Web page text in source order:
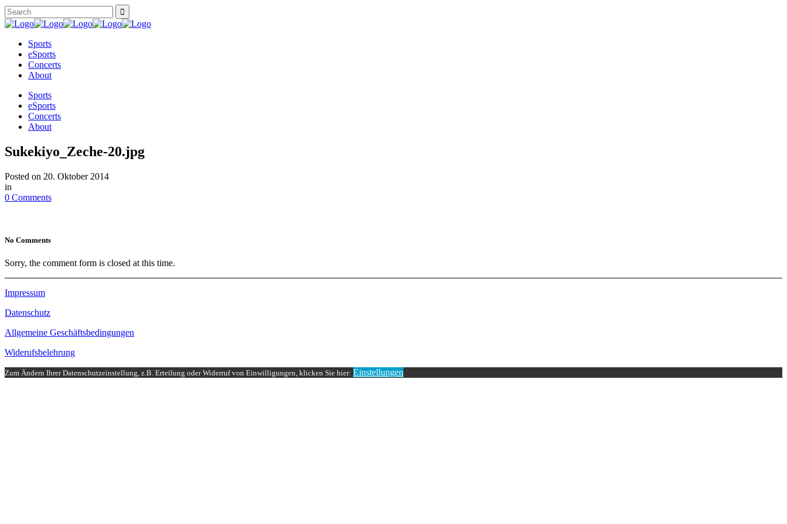
Sports
eSports
Concerts
About
Sports
eSports
Concerts
About
Sukekiyo_Zeche-20.jpg
Posted on 20. Oktober 2014
in
0 Comments
No Comments
Sorry, the comment form is closed at this time.
Impressum
Datenschutz
Allgemeine Geschäftsbedingungen
Widerufsbelehrung
Zum Ändern Ihrer Datenschutzeinstellung, z.B. Erteilung oder Widerruf von Einwilligungen, klicken Sie hier: Einstellungen